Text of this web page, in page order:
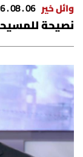
وائل خير 06 . 08 . 2026
نصيحة